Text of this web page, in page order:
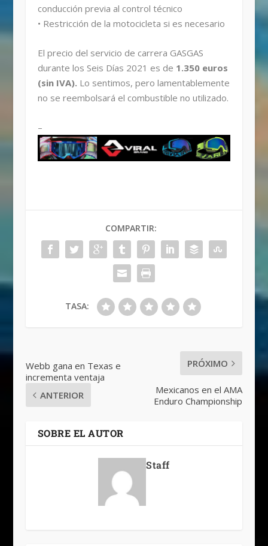
conducción previa al control técnico
• Restricción de la motocicleta si es necesario
El precio del servicio de carrera GASGAS
durante los Seis Días 2021 es de 1.350 euros
(sin IVA). Lo sentimos, pero lamentablemente
no se reembolsará el combustible no utilizado.
–
COMPARTIR:
TASA:
Webb gana en Texas e
incrementa ventaja
ANTERIOR
PRÓXIMO
Mexicanos en el AMA
Enduro Championship
SOBRE EL AUTOR
Staff